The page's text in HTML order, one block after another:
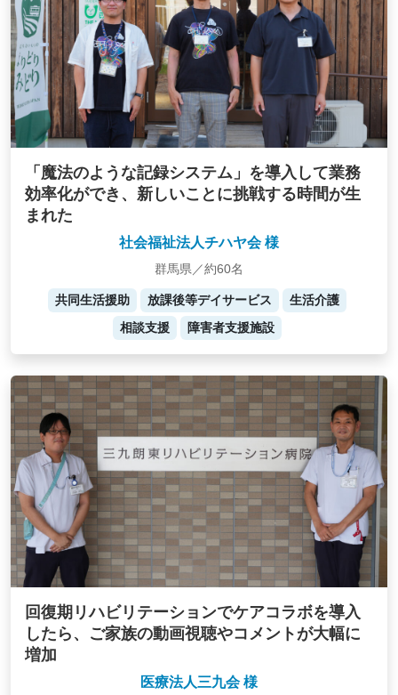
「魔法のような記録システム」を導入して業務
効率化ができ、新しいことに挑戦する時間が生
まれた
社会福祉法人チハヤ会 様
群馬県／約60名
共同生活援助 放課後等デイサービス
生活介護
相談支援
障害者支援施設
回復期リハビリテーションでケアコラボを導入
したら、ご家族の動画視聴やコメントが大幅に
増加
医療法人三九会 様